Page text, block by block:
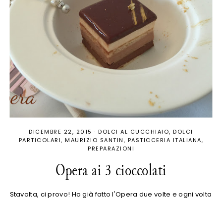
DICEMBRE 22, 2015 · DOLCI AL CUCCHIAIO DOLCI
PARTICOLARI MAURIZIO SANTIN
PASTICCERIA ITALIANA
PREPARAZIONI
Opera ai 3 cioccolati
Stavolta, ci provo! Ho già fatto l'Opera due volte e ogni volta